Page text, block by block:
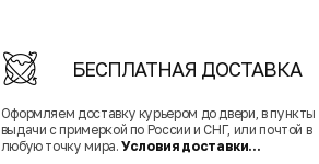
БЕСПЛАТНАЯ ДОСТАВКА
Оформляем доставку курьером до двери, в пункты
выдачи с примеркой по России и СНГ, или почтой в
любую точку мира.Условия доставки...